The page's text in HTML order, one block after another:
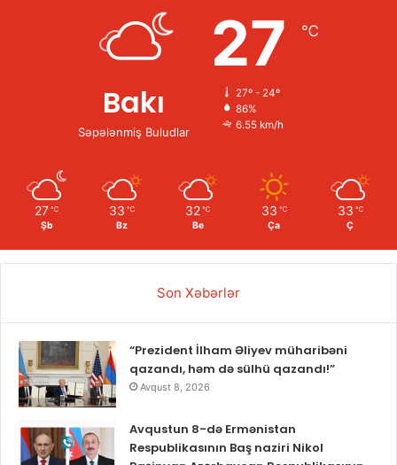
Bakı
Səpələnmiş Buludlar
27 ℃
27º - 24º
86%
6.55 km/h
27 ℃
Şb
33 ℃
Bz
32 ℃
Be
33 ℃
Ça
33 ℃
Ç
Son Xəbərlər
“Prezident İlham Əliyev müharibəni
qazandı, həm də sülhü qazandı!”
Avqust 8, 2026
Avqustun 8-də Ermənistan
Respublikasının Baş naziri Nikol